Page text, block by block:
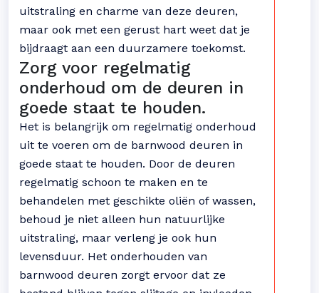
uitstraling en charme van deze deuren,
maar ook met een gerust hart weet dat je
bijdraagt aan een duurzamere toekomst.
Zorg voor regelmatig
onderhoud om de deuren in
goede staat te houden.
Het is belangrijk om regelmatig onderhoud
uit te voeren om de barnwood deuren in
goede staat te houden. Door de deuren
regelmatig schoon te maken en te
behandelen met geschikte oliën of wassen,
behoud je niet alleen hun natuurlijke
uitstraling, maar verleng je ook hun
levensduur. Het onderhouden van
barnwood deuren zorgt ervoor dat ze